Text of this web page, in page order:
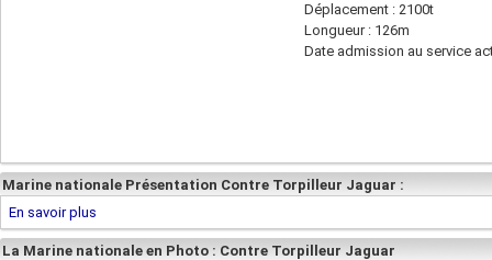
Déplacement : 2100t
Longueur : 126m
Date admission au service
Marine nationale Présentation Contre Torpilleur Jaguar :
En savoir plus
La Marine nationale en Photo : Contre Torpilleur Jaguar